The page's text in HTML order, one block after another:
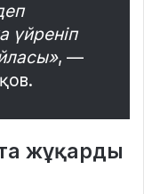
үйреніп
, —
жұқарды